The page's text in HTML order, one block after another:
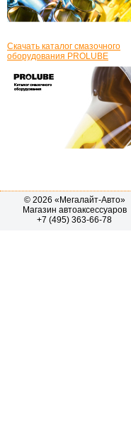
Скачать каталог смазочного
оборудования PROLUBE
© 2026 «Мегалайт-Авто»
Магазин автоаксессуаров
+7 (495) 363-66-78